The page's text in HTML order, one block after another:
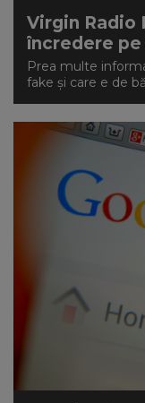
Virgin Radio
încredere
Prea multe
fake și care e de